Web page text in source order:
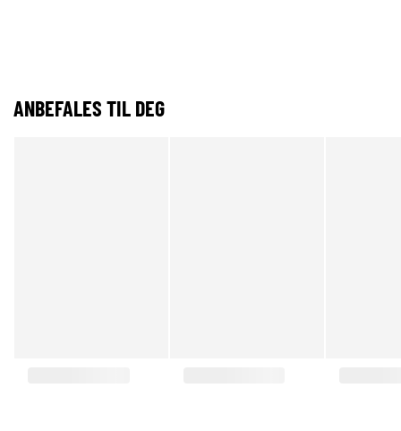
ANBEFALES TIL DEG